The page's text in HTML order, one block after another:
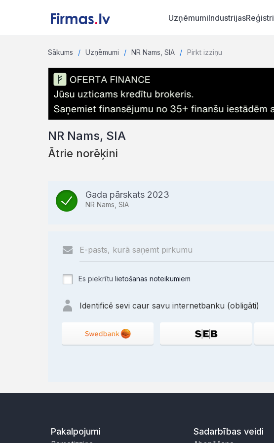
UzņēmumiIndustrijasReģistri
Sākums Uzņēmumi NR Nams, SIA Pirkt izziņu
NR Nams, SIA
Ātrie norēķini
Gada pārskats 2023
NR Nams, SIA
Es piekrītu lietošanas noteikumiem
Identificē sevi caur savu internetbanku (obligāti)
Pakalpojumi Sadarbības veidi